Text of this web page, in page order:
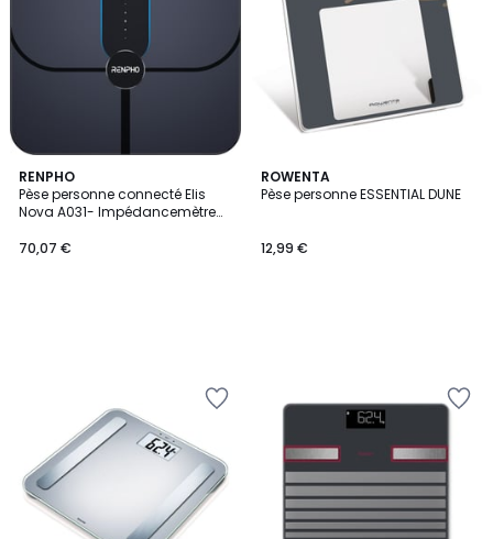
RENPHO
Pèse personne connecté Elis
Nova A031- Impédancemètre
Données corporelles -
70,07 €
ROWENTA
Pèse personne ESSENTIAL DUNE
12,99 €